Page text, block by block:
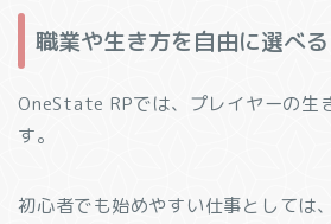
職業や生き方を自由に選べる
OneState RPでは、プレイヤーの生
す。
初心者でも始めやすい仕事としては